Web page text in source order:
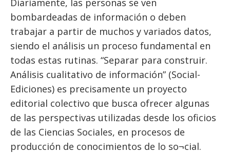
SOCIOLOGÍA
TRABAJO SOCIAL
PUBLICACIONES
EXTENSIÓN
BIBLIOTECA
ADMISIÓN
ESTUDIANTES
ACADÉMICOS
FUNCIONARIOS
EGRESADOS
Diariamente, las personas se ven
bombardeadas de información o deben
trabajar a partir de muchos y variados datos,
siendo el análisis un proceso fundamental en
todas estas rutinas. “Separar para construir.
Análisis cualitativo de información” (Social-
Ediciones) es precisamente un proyecto
editorial colectivo que busca ofrecer algunas
de las perspectivas utilizadas desde los oficios
de las Ciencias Sociales, en procesos de
producción de conocimientos de lo so¬cial.